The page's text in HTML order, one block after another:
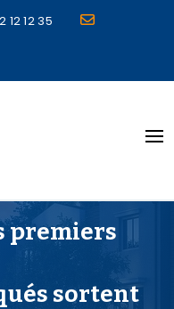
12 12 35
premiers
sortent